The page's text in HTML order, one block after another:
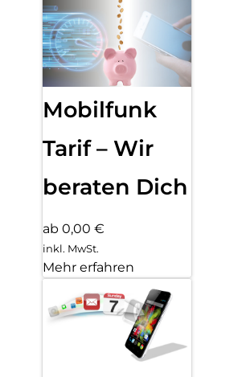
Mobilfunk
Tarif – Wir
beraten Dich
ab 0,00 €
inkl. MwSt.
Mehr erfahren